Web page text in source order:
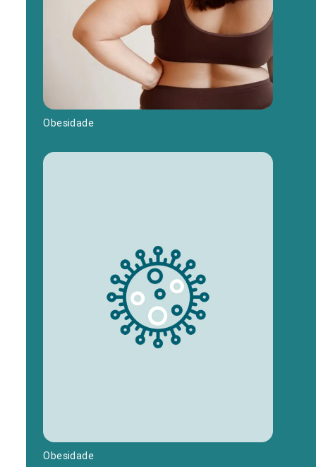
Obesidade
Obesidade